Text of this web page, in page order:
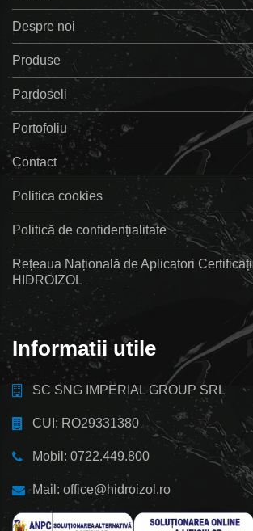
Despre noi
Produse
Pardoseli
Portofoliu
Contact
Politica cookies
Politică de confidențialitate
Rețeaua Națională de Aplicatori Certificați
HIDROIZOL
Informatii utile
SC SNG IMPERIAL GROUP SRL
CUI: RO29331380
Mobil: 0722.449.800
Mail: office@hidroizol.ro